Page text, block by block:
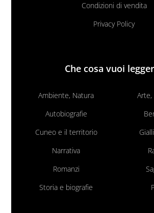
Condizioni di vendita
Privacy Policy
Che cosa vuoi
Ambiente, Natura
Arte,
Autobiografie
Cuneo e il territorio
Narrativa
Romanzi
Storia e biografie